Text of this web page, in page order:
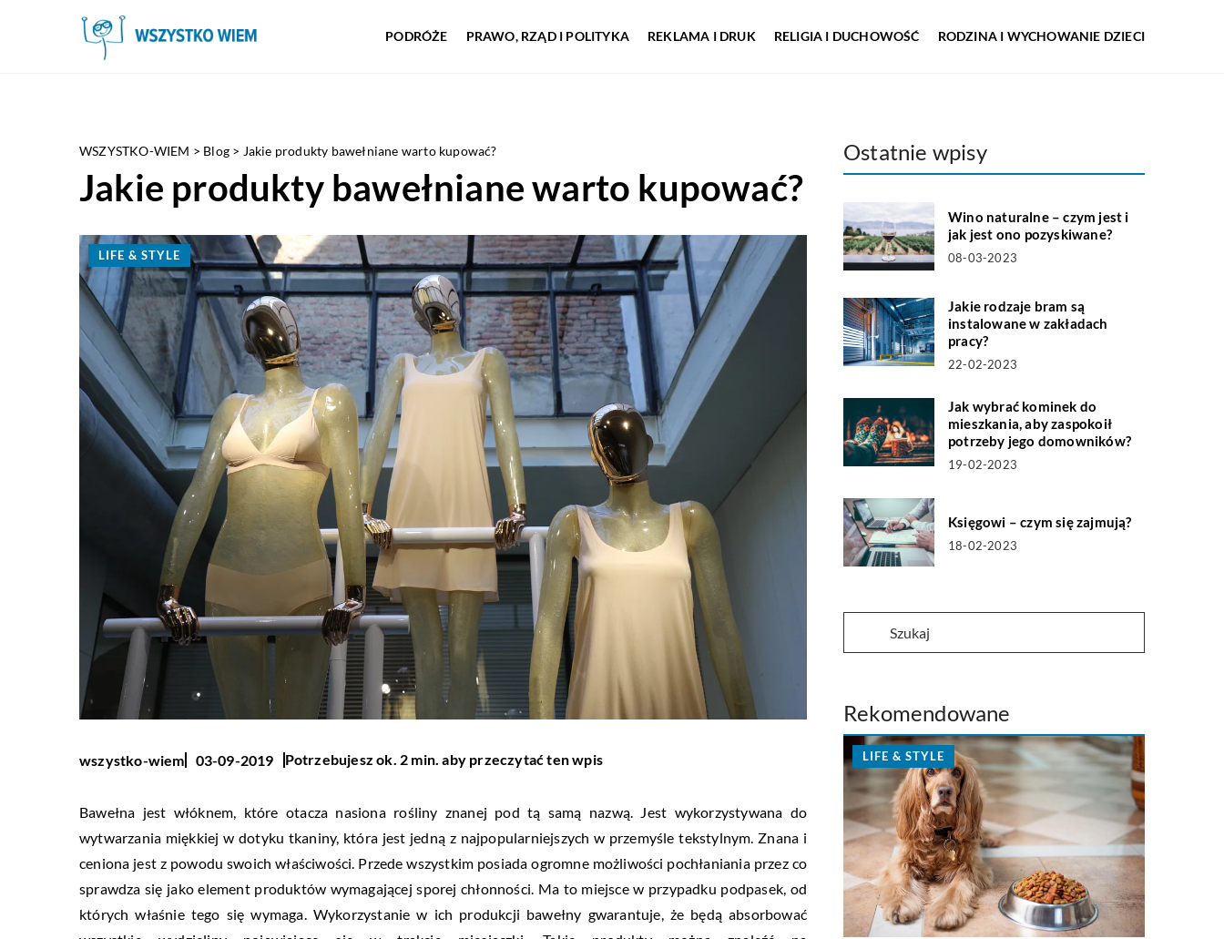
PODRÓŻE PRAWO, RZĄD I POLITYKA REKLAMA I DRUK RELIGIA I DUCHOWOŚĆ RODZINA I WYCHOWANIE DZIECI
WSZYSTKO-WIEM > Blog > Jakie produkty bawełniane warto kupować?
Jakie produkty bawełniane warto kupować?
LIFE & STYLE
wszystko-wiem 03-09-2019 Potrzebujesz ok. 2 min. aby przeczytać ten wpis
Bawełna jest włóknem, które otacza nasiona rośliny znanej pod tą samą nazwą. Jest wykorzystywana do
wytwarzania miękkiej w dotyku tkaniny, która jest jedną z najpopularniejszych w przemyśle tekstylnym. Znana i
ceniona jest z powodu swoich właściwości. Przede wszystkim posiada ogromne możliwości pochłaniania przez co
sprawdza się jako element produktów wymagającej sporej chłonności. Ma to miejsce w przypadku podpasek, od
których właśnie tego się wymaga. Wykorzystanie w ich produkcji bawełny gwarantuje, że będą absorbować
Ostatnie wpisy
Wino naturalne – czym jest i
jak jest ono pozyskiwane?
08-03-2023
Jakie rodzaje bram są
instalowane w zakładach
pracy?
22-02-2023
Jak wybrać kominek do
mieszkania, aby zaspokoił
potrzeby jego domowników?
19-02-2023
Księgowi – czym się zajmują?
18-02-2023
Rekomendowane
LIFE & STYLE